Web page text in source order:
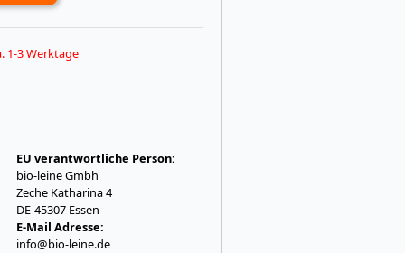
1-3 Werktage
EU verantwortliche Person:
bio-leine Gmbh
Zeche Katharina 4
DE-45307 Essen
E-Mail Adresse:
info@bio-leine.de